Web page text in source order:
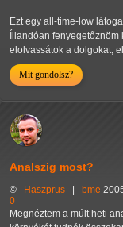
Ezt egy all-time-low
Íllandóan
elolvassátok a dolgokat,
Mit gondolsz?
Analszig most?
© Haszprus bme
0
Megnéztem a múlt heti